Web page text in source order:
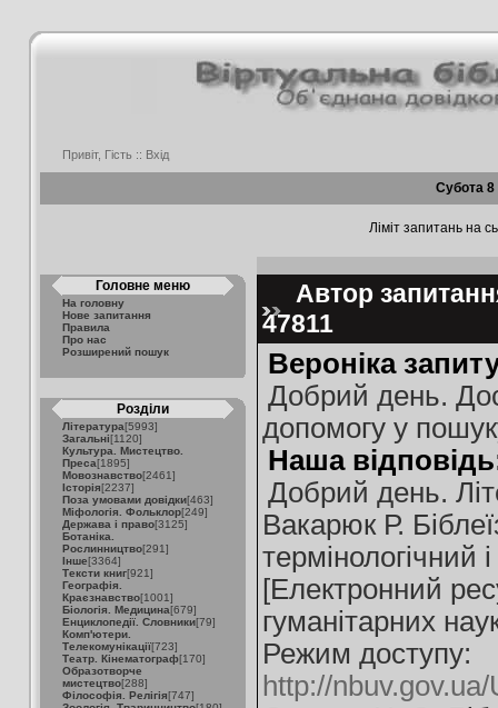
Привіт, Гість :: Вхід
Субота 8
Ліміт запитань на
Головне меню
На головну
Нове запитання
Правила
Про нас
Розширений пошук
Розділи
Література[5993]
Загальні[1120]
Культура. Мистецтво.
Преса[1895]
Мовознавство[2461]
Історія[2237]
Поза умовами довідки[463]
Міфологія. Фольклор[249]
Держава і право[3125]
Ботаніка.
Рослинництво[291]
Інше[3364]
Тексти книг[921]
Географія.
Краєзнавство[1001]
Біологія. Медицина[679]
Енциклопедії. Словники[79]
Комп'ютери.
Телекомунікації[723]
Театр. Кінематограф[170]
Образотворче
мистецтво[288]
Філософія. Релігія[747]
Автор
47811
Вероніка
Добрий день.
допомогу у
Наша
Добрий день.
Вакарюк Р.
термінологічний
[Електронний
гуманітарних
Режим доступу:
http://